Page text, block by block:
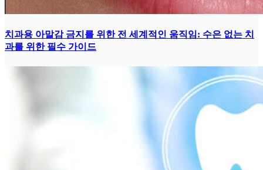
치과용 아말감 금지를 위한 전 세계적인 움직임: 수은 없는 치
과를 위한 필수 가이드